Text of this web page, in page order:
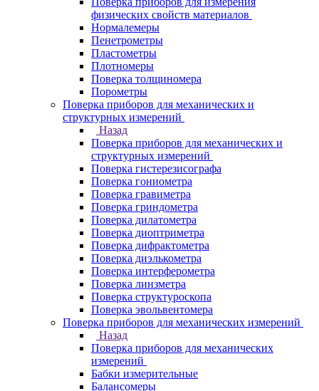
физических свойств материалов
Нормалемеры
Пенетрометры
Пластометры
Плотномеры
Поверка толщиномера
Порометры
Поверка приборов для механических и
структурных измерений
Назад
Поверка приборов для механических и
структурных измерений
Поверка гистерезисографа
Поверка гониометра
Поверка гравиметра
Поверка гриндометра
Поверка дилатометра
Поверка диоптриметра
Поверка дифрактометра
Поверка диэлькометра
Поверка интерферометра
Поверка линзметра
Поверка структуроскопа
Поверка эвольвентомера
Поверка приборов для механических измерений
Назад
Поверка приборов для механических
измерений
Бабки измерительные
Балансомеры